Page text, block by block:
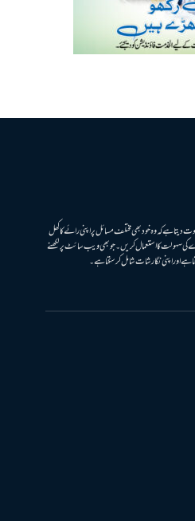
دیتا ہے کہ وہ خود بھی مختلف مسائل پر اپنی رائے کا کھل
کی سہولت کا استعمال کریں۔ جو بھی ویب سائٹ پر لکھنے
ہے اور اپنی نگارشات شامل کرسکتا ہے۔